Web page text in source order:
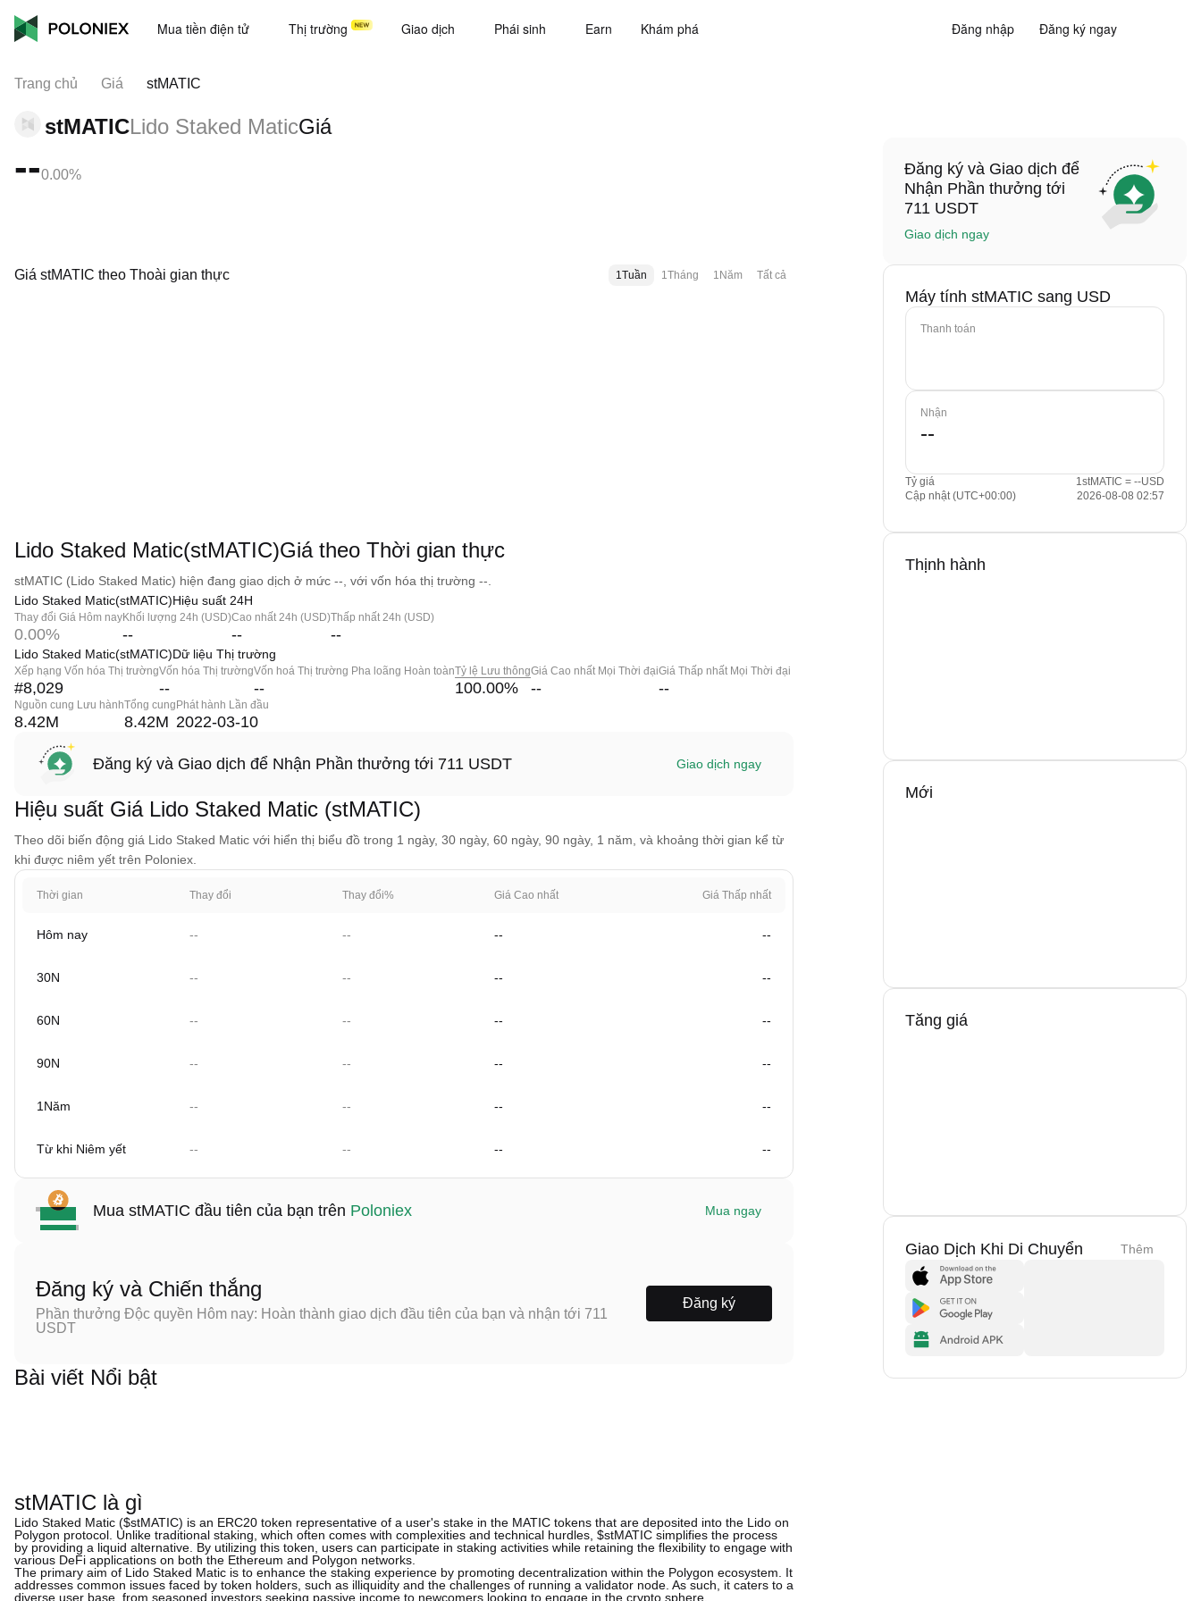
Mua tiền điện tử Thị trường Giao dịch Phái sinh Earn Khám phá Đăng nhập Đăng ký ngay
Trang chủ Giá stMATIC
stMATICLido Staked MaticGiá
--0.00%
Giá stMATIC theo Thoài gian thực 1Tuần 1Tháng 1Năm Tất cả
Lido Staked Matic(stMATIC)Giá theo Thời gian thực
stMATIC (Lido Staked Matic) hiện đang giao dịch ở mức --, với vốn hóa thị trường --.
Lido Staked Matic(stMATIC)Hiệu suất 24H
Thay đổi Giá Hôm nay
0.00%
Khối lượng 24h (USD)
--
Cao nhất 24h (USD)
--
Thấp nhất 24h (USD)
--
Lido Staked Matic(stMATIC)Dữ liệu Thị trường
Xếp hạng Vốn hóa Thị trường
#8,029
Vốn hóa Thị trường
--
Vốn hoá Thị trường Pha loãng Hoàn toàn
--
Tỷ lệ Lưu thông
100.00%
Giá Cao nhất Mọi Thời đại
--
Giá Thấp nhất Mọi Thời đại
--
Nguồn cung Lưu hành
8.42M
Tổng cung
8.42M
Phát hành Lần đầu
2022-03-10
Đăng ký và Giao dịch để Nhận Phần thưởng tới 711 USDT Giao dịch ngay
Hiệu suất Giá Lido Staked Matic (stMATIC)
Theo dõi biến động giá Lido Staked Matic với hiển thị biểu đồ trong 1 ngày, 30 ngày, 60 ngày, 90 ngày, 1 năm, và khoảng thời gian kể từ
khi được niêm yết trên Poloniex.
Thời gian Thay đổi Thay đổi% Giá Cao nhất Giá Thấp nhất
Hôm nay -- -- -- --
30N -- -- -- --
60N -- -- -- --
90N -- -- -- --
1Năm -- -- -- --
Từ khi Niêm yết -- -- -- --
Mua stMATIC đầu tiên của bạn trên Poloniex Mua ngay
Đăng ký và Chiến thắng
Phần thưởng Độc quyền Hôm nay: Hoàn thành giao dịch đầu tiên của bạn và nhận tới 711
USDT
Đăng ký
Bài viết Nổi bật
stMATIC là gì
Lido Staked Matic ($stMATIC) is an ERC20 token representative of a user's stake in the MATIC tokens that are deposited into the Lido on
Polygon protocol. Unlike traditional staking, which often comes with complexities and technical hurdles, $stMATIC simplifies the process
by providing a liquid alternative. By utilizing this token, users can participate in staking activities while retaining the flexibility to engage with
various DeFi applications on both the Ethereum and Polygon networks.
The primary aim of Lido Staked Matic is to enhance the staking experience by promoting decentralization within the Polygon ecosystem. It
addresses common issues faced by token holders, such as illiquidity and the challenges of running a validator node. As such, it caters to a
diverse user base, from seasoned investors seeking passive income to newcomers looking to engage in the crypto sphere.
Đăng ký và Giao dịch để
Nhận Phần thưởng tới
711 USDT
Giao dịch ngay
Máy tính stMATIC sang USD
Thanh toán
Nhận
Tỷ giá
1stMATIC = --USD
Cập nhật (UTC+00:00)
2026-08-08 02:57
Thịnh hành
Mới
Tăng giá
Giao Dịch Khi Di Chuyển Thêm